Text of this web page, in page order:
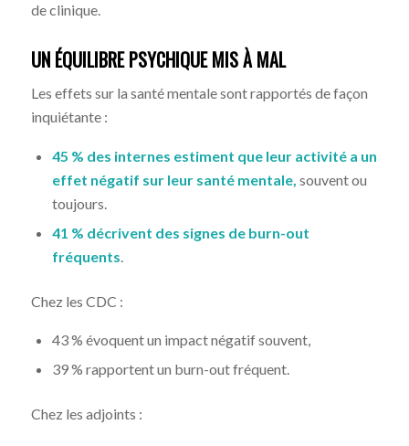
de clinique.
UN ÉQUILIBRE PSYCHIQUE MIS À MAL
Les effets sur la santé mentale sont rapportés de façon
inquiétante :
45 % des internes estiment que leur activité a un
effet négatif sur leur santé mentale, souvent ou
toujours.
41 % décrivent des signes de burn-out
fréquents.
Chez les CDC :
43 % évoquent un impact négatif souvent,
39 % rapportent un burn-out fréquent.
Chez les adjoints :